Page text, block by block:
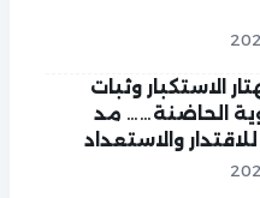
الاستكبار وثبات
الحاضنة…… مد
والاستعداد